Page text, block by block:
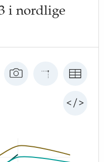
i nordlige